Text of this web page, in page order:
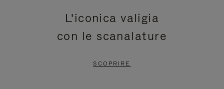
L'iconica valigia
con le scanalature
SCOPRIRE